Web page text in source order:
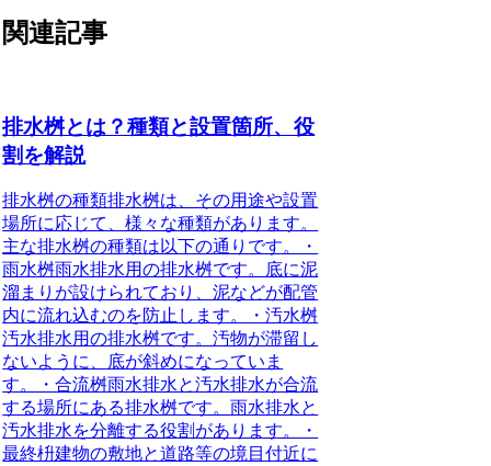
関連記事
排水桝とは？種類と設置箇所、役
割を解説
排水桝の種類排水桝は、その用途や設置
場所に応じて、様々な種類があります。
主な排水桝の種類は以下の通りです。・
雨水桝雨水排水用の排水桝です。底に泥
溜まりが設けられており、泥などが配管
内に流れ込むのを防止します。・汚水桝
汚水排水用の排水桝です。汚物が滞留し
ないように、底が斜めになっていま
す。・合流桝雨水排水と汚水排水が合流
する場所にある排水桝です。雨水排水と
汚水排水を分離する役割があります。・
最終枡建物の敷地と道路等の境目付近に